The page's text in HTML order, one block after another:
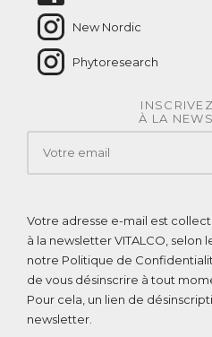
New Nordic
Phytoresearch
À LA
Votre adresse e-mail est
à la newsletter VITALCO, selon
notre Politique de
de vous désinscrire à tout
Pour cela, un lien de
newsletter.